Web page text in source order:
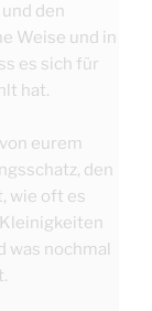
den
Weise und in
es sich für
hat.
eurem
den
wie oft es
was nochmal